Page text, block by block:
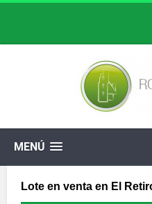
MENÚ
Lote en venta en El